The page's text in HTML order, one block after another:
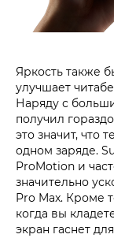
Яркость также
улучшает
Наряду с
получил
это значит, что
одном заряде.
ProMotion и
значительно
Pro Max. Кроме
когда вы
экран гаснет